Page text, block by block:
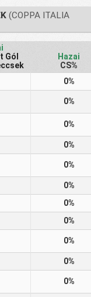
(COPPA ITALIA
Gól
Hazai
CS%
0%
0%
0%
0%
0%
0%
0%
0%
0%
0%
0%